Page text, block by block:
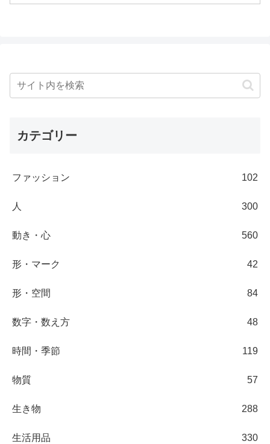
カテゴリー
ファッション 102
人 300
動き・心 560
形・マーク 42
形・空間 84
数字・数え方 48
時間・季節 119
物質 57
生き物 288
生活用品 330